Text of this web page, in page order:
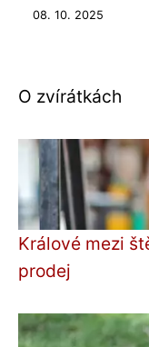
08. 10. 2025
O zvírátkách
Králové mezi
prodej